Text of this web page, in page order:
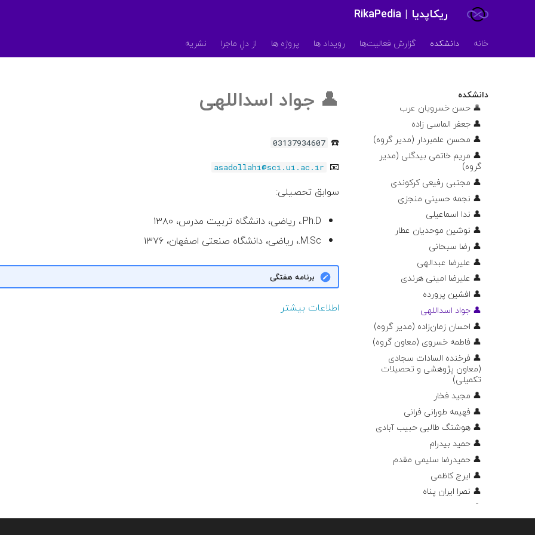
ریکاپدیا | RikaPedia
خانه دانشکده گزارش فعالیت‌ها رویداد ها پروژه ها از دلِ ماجرا نشریه
دانشکده
👤 سعید اعظم
👤 بهاره اختری
👤 داوود میرزایی
👤 فاطمه منصوری
👤 حسن خسرویان عرب
👤 جعفر الماسی زاده
👤 محسن علمبردار (مدیر گروه)
👤 مریم خاتمی بیدگلی (مدیر
گروه)
👤 مجتبی رفیعی کرکوندی
👤 نجمه حسینی منجزی
👤 ندا اسماعیلی
👤 نوشین موحدیان عطار
👤 رضا سبحانی
👤 علیرضا عبدالهی
👤 علیرضا امینی هرندی
👤 افشین پرورده
👤 جواد اسداللهی
👤 احسان زمان‌زاده (مدیر گروه)
👤 فاطمه خسروی (معاون گروه)
👤 فرخنده السادات سجادی
(معاون پژوهشی و تحصیلات
تکمیلی)
👤 مجید فخار
👤 فهیمه طورانی فرانی
👤 هوشنگ طالبی حبیب آبادی
👤 حمید بیدرام
👤 حمیدرضا سلیمی مقدم
👤 ایرج کاظمی
👤 نصرا ایران پناه
👤 مجید اسدی
👤 محسن ملکی
👤 جواد اسداللهی
☎️
03137934607
📧
asadollahi@sci.ui.ac.ir
سوابق تحصیلی:
Ph.D.، ریاضی، دانشگاه تربیت مدرس، ۱۳۸۰
M.Sc.، ریاضی، دانشگاه صنعتی اصفهان، ۱۳۷۶
برنامه هفتگی
اطلاعات بیشتر